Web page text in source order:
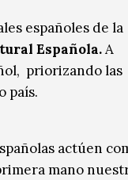
españoles de la
Española.A
priorizando las
país.
actúen
mano